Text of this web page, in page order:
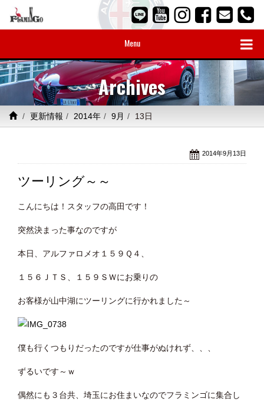
Menu
Archives
更新情報 2014年 9月 13日
2014年9月13日
ツーリング～～
こんにちは！スタッフの高田です！
突然決まった事なのですが
本日、アルファロメオ１５９Ｑ４、
１５６ＪＴＳ、１５９ＳＷにお乗りの
お客様が山中湖にツーリングに行かれました～
僕も行くつもりだったのですが仕事がぬけれず、、、
ずるいです～ｗ
偶然にも３台共、埼玉にお住まいなのでフラミンゴに集合し